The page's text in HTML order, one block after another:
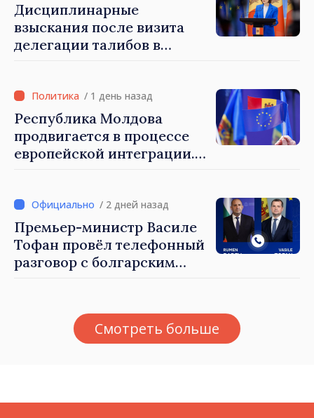
Дисциплинарные
взыскания после визита
делегации талибов в
занимающие высокие
должности, не знают
политики государства»
/ 1 день назад
Республика Молдова
продвигается в процессе
европейской интеграции.
блокирует» / 2 дней назад
Премьер-министр Василе
Тофан провёл телефонный
разговор с болгарским
Смотреть больше